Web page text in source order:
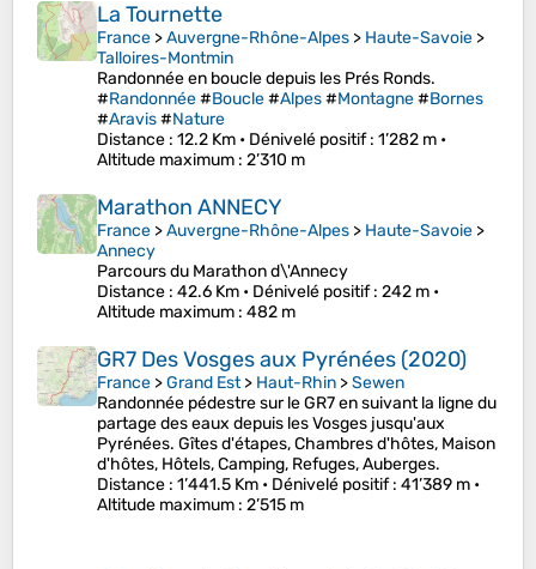
La Tournette
France >Auvergne-Rhône-Alpes > Haute-Savoie >
Talloires-Montmin
Randonnée en boucle depuis les Prés Ronds.
#Randonnée#Boucle#Alpes#Montagne#Bornes
#Aravis#Nature
Distance : 12.2 Km • Dénivelé positif: 1’282 m •
Altitude maximum : 2’310 m
Marathon ANNECY
France >Auvergne-Rhône-Alpes > Haute-Savoie >
Annecy
Parcours du Marathon d\'Annecy
Distance : 42.6 Km • Dénivelé positif: 242 m •
Altitude maximum : 482 m
GR7 Des Vosges aux Pyrénées (2020)
France >Grand Est> Haut-Rhin >Sewen
Randonnée pédestre sur le GR7 en suivant la ligne du
partage des eaux depuis les Vosges jusqu'aux
Pyrénées. Gîtes d'étapes, Chambres d'hôtes, Maison
d'hôtes, Hôtels, Camping, Refuges, Auberges.
Distance : 1’441.5 Km • Dénivelé positif: 41’389 m •
Altitude maximum : 2’515 m